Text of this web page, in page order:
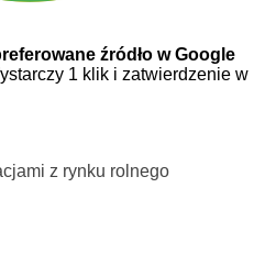
źródło w Google
1 klik i zatwierdzenie w
z rynku rolnego